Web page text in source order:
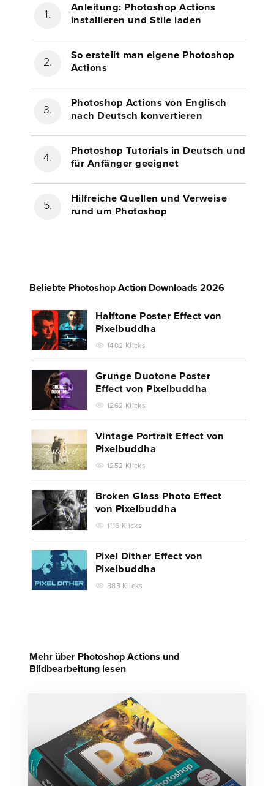
Anleitung: Photoshop Actions
installieren und Stile laden
So erstellt man eigene Photoshop
Actions
Photoshop Actions von Englisch
nach Deutsch konvertieren
Photoshop Tutorials in Deutsch und
für Anfänger geeignet
Hilfreiche Quellen und Verweise
rund um Photoshop
Beliebte Photoshop Action Downloads 2026
Halftone Poster Effect von
Pixelbuddha
1402 Klicks
Grunge Duotone Poster
Effect von Pixelbuddha
1262 Klicks
Vintage Portrait Effect von
Pixelbuddha
1252 Klicks
Broken Glass Photo Effect
von Pixelbuddha
1116 Klicks
Pixel Dither Effect von
Pixelbuddha
883 Klicks
Mehr über Photoshop Actions und
Bildbearbeitung lesen